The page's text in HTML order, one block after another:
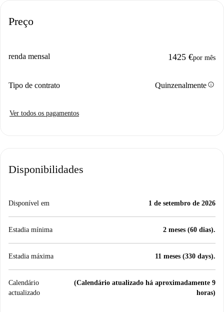
Preço
renda mensal 1425 €por mês
Tipo de contrato Quinzenalmenteinfo
Ver todos os pagamentos
Disponibilidades
Disponível em 1 de setembro de 2026
Estadia mínima 2 meses (60 dias).
Estadia máxima 11 meses (330 days).
Calendário
actualizado
(Calendário atualizado há aproximadamente 9
horas)